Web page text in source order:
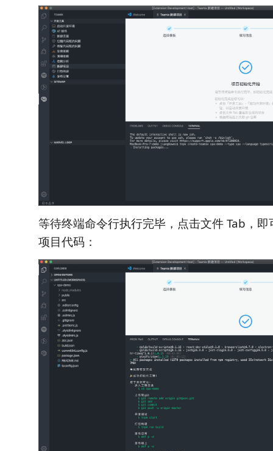
等待终端命令行执行完毕，点击文件 Tab，
项目代码：